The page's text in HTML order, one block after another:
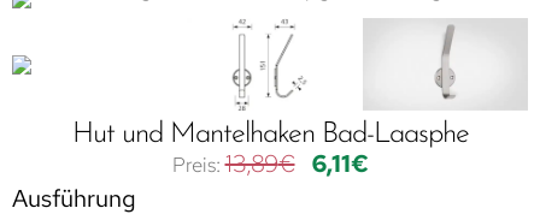
Hut und Mantelhaken Bad-Laasphe
13,89€ 6,11€
Ausführung